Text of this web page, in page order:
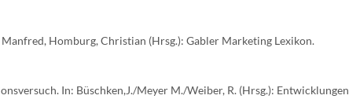
Homburg, Christian (Hrsg.): Gabler Marketing Lexikon.
In: Büschken,J./Meyer M./Weiber, R. (Hrsg.): Entwicklungen